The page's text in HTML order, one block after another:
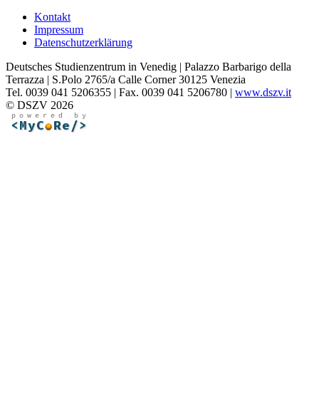
Kontakt
Impressum
Datenschutzerklärung
Deutsches Studienzentrum in Venedig | Palazzo Barbarigo della
Terrazza | S.Polo 2765/a Calle Corner 30125 Venezia
Tel. 0039 041 5206355 | Fax. 0039 041 5206780 | www.dszv.it
© DSZV 2026